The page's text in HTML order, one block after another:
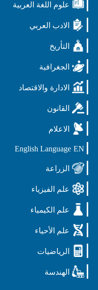
علوم اللغة العربية
الادب العربي
التأريخ
الجغرافية
الادارة والاقتصاد
القانون
الاعلام
EN
English Language
الزراعة
علم الفيزياء
علم الكيمياء
علم الأحياء
الرياضيات
الهندسة